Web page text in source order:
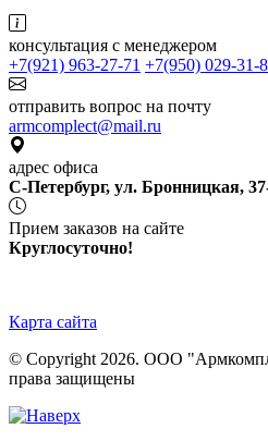
консультация с менеджером
+7(921) 963-27-71 +7(950) 029-31-
отправить вопрос на почту
armcomplect@mail.ru
адрес офиса
С-Петербург, ул. Бронницкая,
Прием заказов на сайте
Круглосуточно!
Карта сайта
© Copyright 2026. ООО
права защищены